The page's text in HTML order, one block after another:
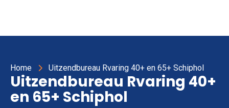
Home Uitzendbureau Rvaring 40+ en 65+ Schiphol
Uitzendbureau Rvaring 40+
en 65+ Schiphol